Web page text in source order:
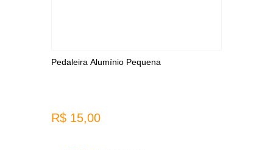
Pedaleira Alumínio Pequena
R$ 15,00